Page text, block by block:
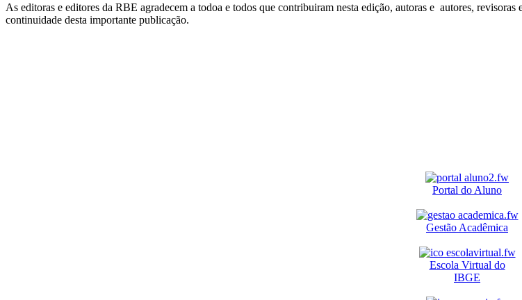
As editoras e editores da RBE agradecem a todoa e todos que contribuiram nesta edição, autoras e autores,
continuidade desta importante publicação.
Portal do Aluno
Gestão Acadêmica
Escola Virtual do
IBGE